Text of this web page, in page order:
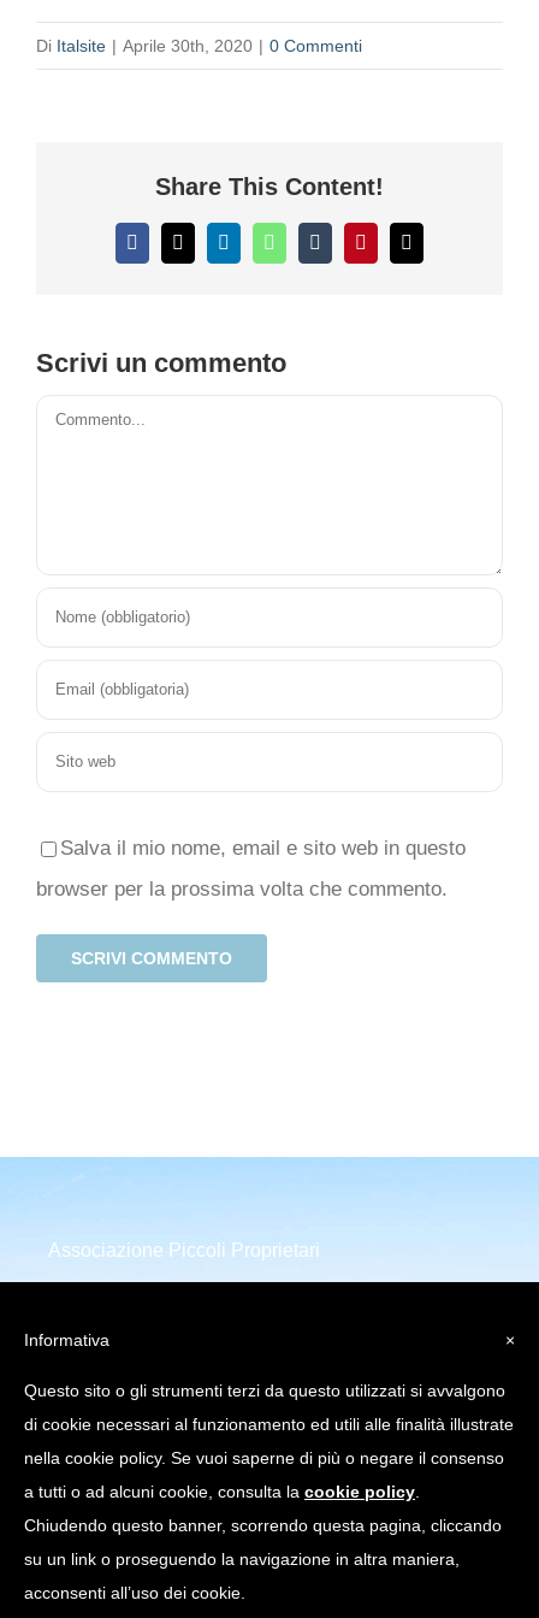
Di Italsite | Aprile 30th, 2020 | 0 Commenti
Share This Content!
Facebook
X LinkedInWhatsAppTumblrPinterestEmail
Scrivi un commento
Commento
Salva il mio nome, email e sito web in questo
browser per la prossima volta che commento.
Associazione Piccoli Proprietari
20124 Milano (MI)
C.Fiscale: 97751640158
info@appice.it |
appice@pec.appice.it
×
Informativa
Questo sito o gli strumenti terzi da questo utilizzati si avvalgono
di cookie necessari al funzionamento ed utili alle finalità illustrate
nella cookie policy. Se vuoi saperne di più o negare il consenso
a tutti o ad alcuni cookie, consulta la cookie policy
Chiudendo questo banner, scorrendo questa pagina, cliccando
su un link o proseguendo la navigazione in altra maniera,
acconsenti all’uso dei cookie.